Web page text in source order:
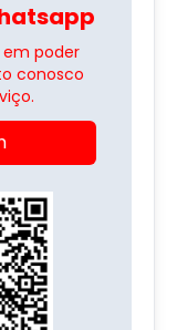
poder
conosco